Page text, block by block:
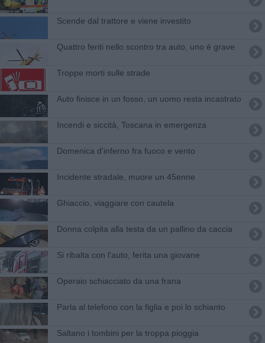
Scende dal trattore e viene investito
Quattro feriti nello scontro tra auto, uno è grave
Troppe morti sulle strade
Auto finisce in un fosso, un uomo resta incastrato
Incendi e siccità, Toscana in emergenza
Domenica d'inferno fra fuoco e vento
Incidente stradale, muore un 45enne
Ghiaccio, viaggiare con cautela
Donna colpita alla testa da un pallino da caccia
Si ribalta con l'auto, ferita una giovane
Operaio schiacciato da una frana
Parla al telefono con la figlia e poi lo schianto
Saltano i tombini per la troppa pioggia